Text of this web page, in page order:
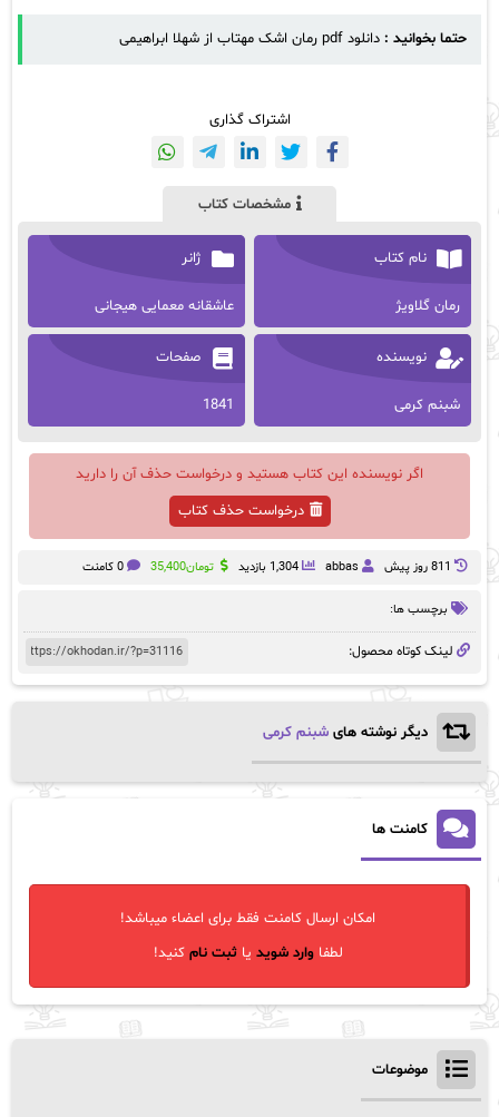
حتما بخوانید : دانلود pdf رمان اشک مهتاب از شهلا ابراهیمی
اشتراک گذاری
مشخصات کتاب
نام کتاب
رمان گلاویژ
ژانر
عاشقانه معمایی هیجانی
نویسنده
شبنم کرمی
صفحات
1841
اگر نویسنده این کتاب هستید و درخواست حذف آن را دارید
درخواست حذف کتاب
811 روز پيش abbas 1,304 بازدید تومان35,400 0 کامنت
برچسب ها:
لینک کوتاه محصول:
دیگر نوشته های شبنم کرمی
کامنت ها
امکان ارسال کامنت فقط برای اعضاء میباشد!
لطفاوارد شوید یاثبت نام کنید!
موضوعات